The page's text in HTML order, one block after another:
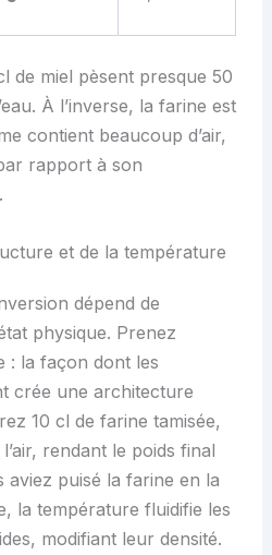
de miel pèsent presque 50
À l’inverse, la farine est
contient beaucoup d’air,
rapport à son
et de la température
dépend de
physique. Prenez
: la façon dont les
crée une architecture
10 cl de farine tamisée,
rendant le poids final
aviez puisé la farine en la
la température fluidifie les
modifiant leur densité.